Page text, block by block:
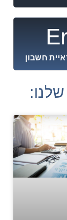
חשבון